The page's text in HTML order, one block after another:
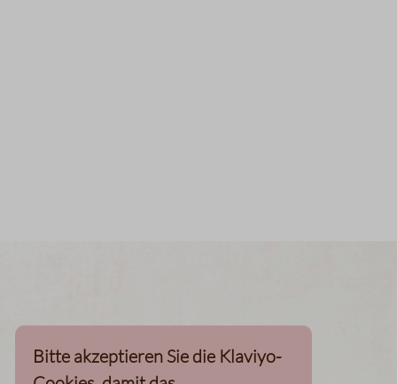
Bitte akzeptieren Sie die Klaviyo-